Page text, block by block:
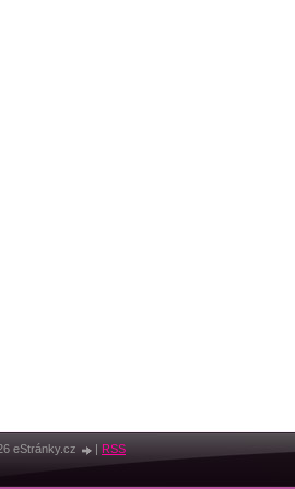
eStránky.cz RSS